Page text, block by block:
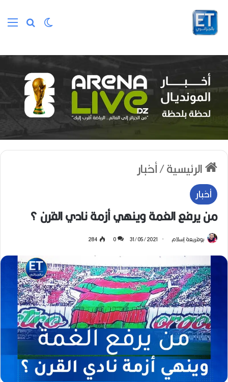
بحث عن
الوضع المظلم
الرئيسية/أخبار
أخبار
من يرفع الغمة وينهي أزمة نادي القرن ؟
بوقريعة إسلام 31/05/2021
0
284